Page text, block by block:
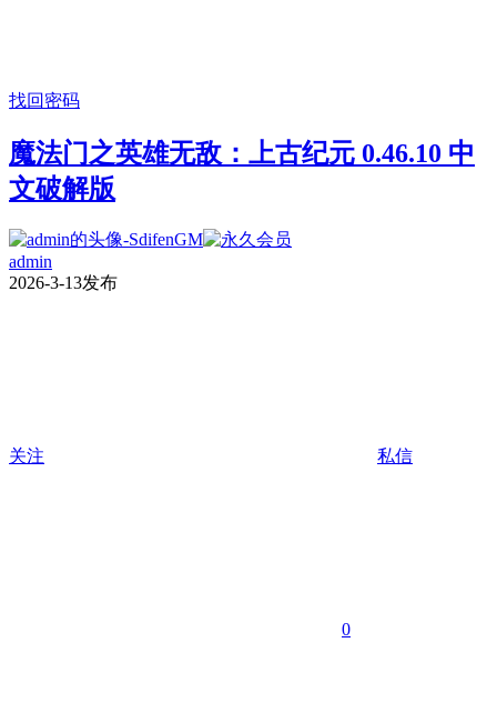
找回密码
魔法门之英雄无敌：上古纪元 0.46.10 中
文破解版
admin
2026-3-13发布
关注 私信
0